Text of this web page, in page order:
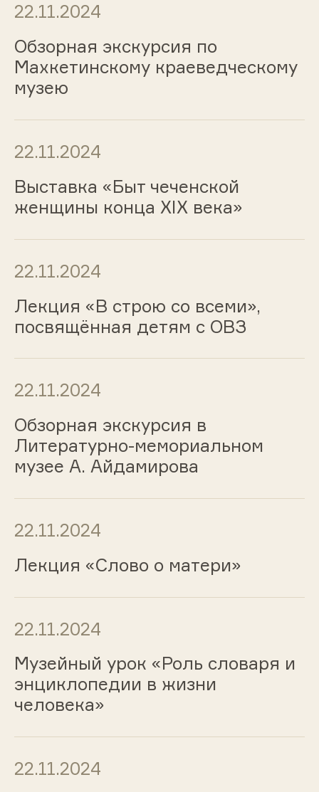
22.11.2024
Обзорная экскурсия по
Махкетинскому краеведческому
музею
22.11.2024
Выставка «Быт чеченской
женщины конца XIX века»
22.11.2024
Лекция «В строю со всеми»,
посвящённая детям с ОВЗ
22.11.2024
Обзорная экскурсия в
Литературно-мемориальном
музее А. Айдамирова
22.11.2024
Лекция «Слово о матери»
22.11.2024
Музейный урок «Роль словаря и
энциклопедии в жизни
человека»
22.11.2024